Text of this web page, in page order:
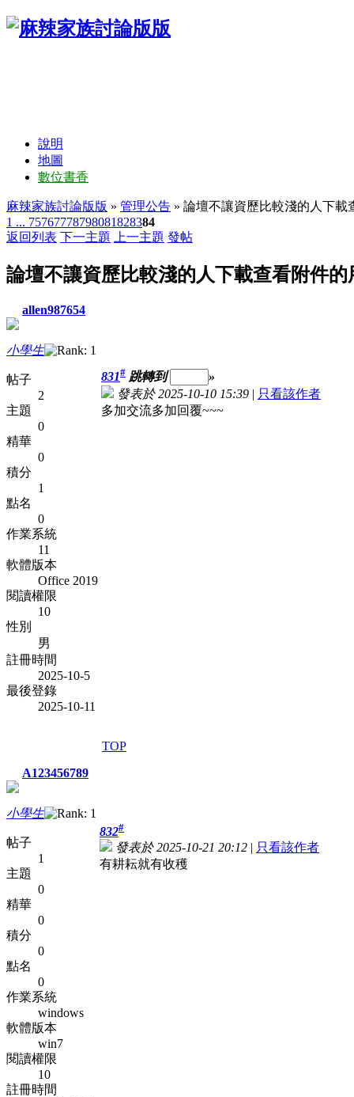
說明
地圖
數位書香
麻辣家族討論版版 » 管理公告 » 論壇不讓資歷比較淺的人下載
1 ... 75767778798081828384
返回列表 下一主題 上一主題 發帖
論壇不讓資歷比較淺的人下載查看附件的
allen987654
小學生
帖子
2
主題
0
精華
0
積分
1
點名
0
作業系統
11
軟體版本
Office 2019
閱讀權限
10
性別
男
註冊時間
2025-10-5
最後登錄
2025-10-11
831# 跳轉到
»
發表於 2025-10-10 15:39 | 只看該作者
多加交流多加回覆~~~
TOP
A123456789
小學生
帖子
1
主題
0
精華
0
積分
0
點名
0
作業系統
windows
軟體版本
win7
閱讀權限
10
註冊時間
832#
發表於 2025-10-21 20:12 | 只看該作者
有耕耘就有收穫